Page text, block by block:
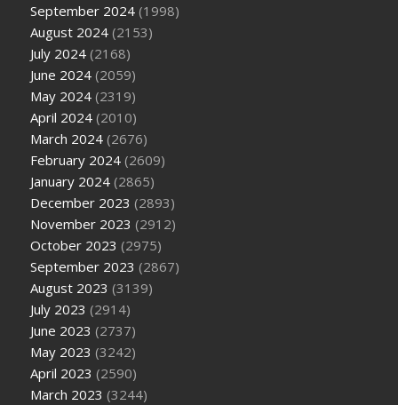
September 2024 (1998)
August 2024 (2153)
July 2024 (2168)
June 2024 (2059)
May 2024 (2319)
April 2024 (2010)
March 2024 (2676)
February 2024 (2609)
January 2024 (2865)
December 2023 (2893)
November 2023 (2912)
October 2023 (2975)
September 2023 (2867)
August 2023 (3139)
July 2023 (2914)
June 2023 (2737)
May 2023 (3242)
April 2023 (2590)
March 2023 (3244)